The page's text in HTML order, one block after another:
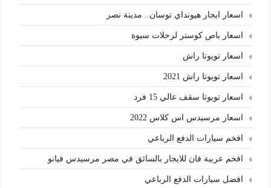
اسعار ايجار هيونداي توسان.. مدينة نصر
اسعار باص كوستر لرحلات سيوة
اسعار تويوتا راش
اسعار تويوتا راش 2021
اسعار تويوتا سقف عالي 15 فرد
اسعار مرسيدس اس كلاس 2022
افخم سيارات الدفع الرباعي
افخم عربية فان للايجار بالسائق في مصر مرسيدس فيانو
افضل سيارات الدفع الرباعي